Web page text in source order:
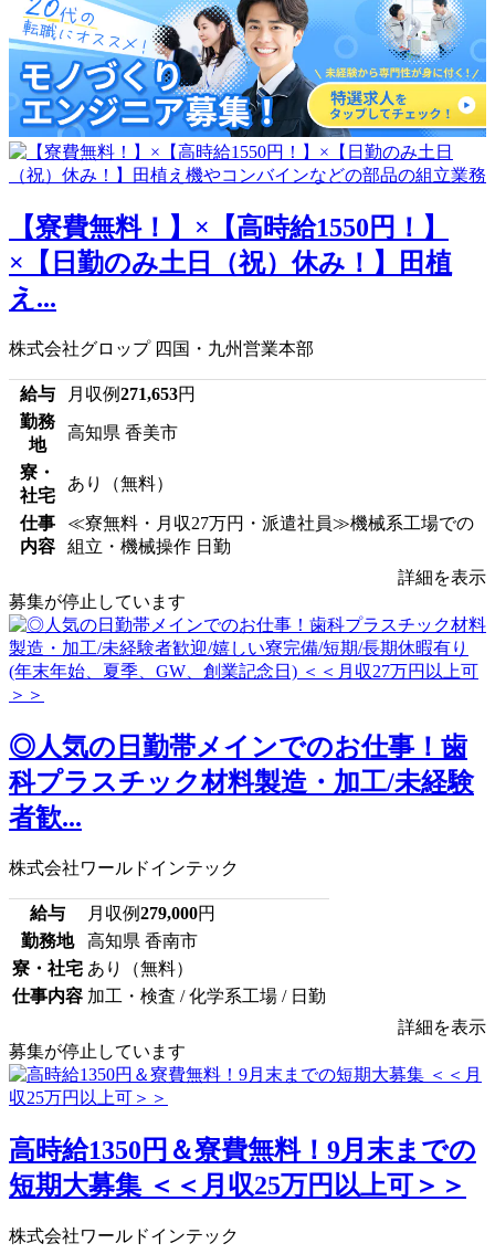
【寮費無料！】×【高時給1550円！】
×【日勤のみ土日（祝）休み！】田植
え...
株式会社グロップ 四国・九州営業本部
給与 月収例271,653円
勤務
地
高知県 香美市
寮・
社宅
あり（無料）
仕事
内容
≪寮無料・月収27万円・派遣社員≫機械系工場での
組立・機械操作 日勤
詳細を表示
募集が停止しています
◎人気の日勤帯メインでのお仕事！歯
科プラスチック材料製造・加工/未経験
者歓...
株式会社ワールドインテック
給与 月収例279,000円
勤務地
高知県 香南市
寮・社宅 あり（無料）
仕事内容 加工・検査 / 化学系工場 / 日勤
詳細を表示
募集が停止しています
高時給1350円＆寮費無料！9月末までの
短期大募集 ＜＜月収25万円以上可＞＞
株式会社ワールドインテック